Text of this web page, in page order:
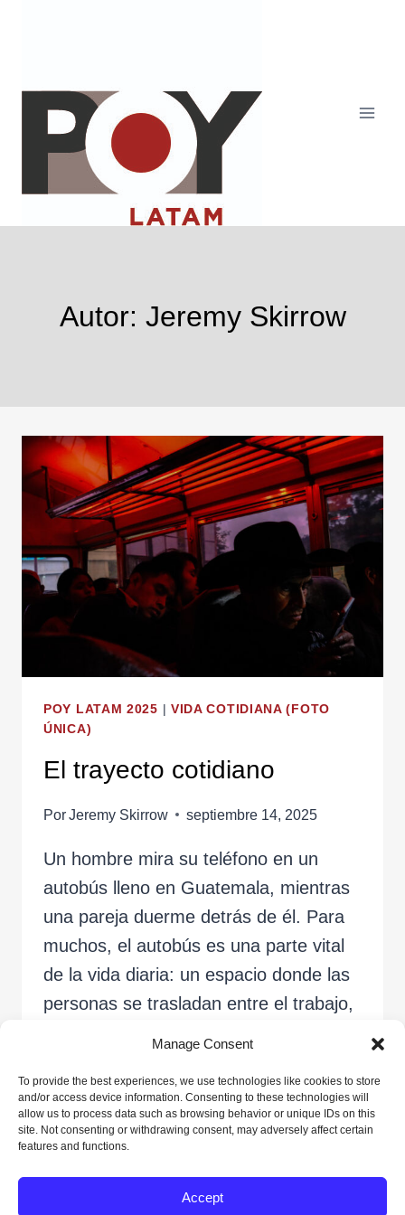
Manage Consent
To provide the best experiences, we use technologies like cookies to store
and/or access device information. Consenting to these technologies will
allow us to process data such as browsing behavior or unique IDs on this
site. Not consenting or withdrawing consent, may adversely affect certain
features and functions.
Accept
Autor: Jeremy Skirrow
POY LATAM 2025 | VIDA COTIDIANA (FOTO
ÚNICA)
El trayecto cotidiano
PorJeremy Skirrow septiembre 14, 2025
Un hombre mira su teléfono en un
autobús lleno en Guatemala, mientras
una pareja duerme detrás de él. Para
muchos, el autobús es una parte vital
de la vida diaria: un espacio donde las
personas se trasladan entre el trabajo,
Guatemala, 2…
LEER MÁSEL
COTIDIANO